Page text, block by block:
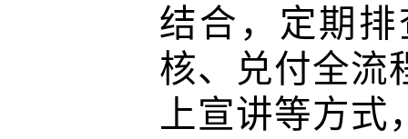
结合，定期
核、兑付全流
上宣讲等方式